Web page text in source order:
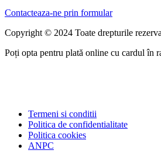
Contacteaza-ne prin formular
Copyright © 2024 Toate drepturile
Poți opta pentru plată online cu cardul în
Termeni si conditii
Politica de confidentialitate
Politica cookies
ANPC